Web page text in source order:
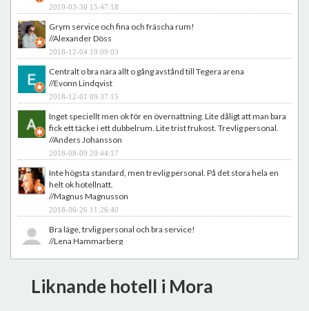
2019-03-30 15:47:18
Grym service och fina och fräscha rum!
//Alexander Döss
2018-12-04 19:09:03
Centralt o bra nära allt o gång avstånd till Tegera arena
//Evonn Lindqvist
2018-12-01 09:37:15
Inget speciellt men ok för en övernattning. Lite dåligt att man bara
fick ett täcke i ett dubbelrum. Lite trist frukost. Trevlig personal.
//Anders Johansson
2018-08-09 20:44:17
Inte högsta standard, men trevlig personal. På det stora hela en
helt ok hotellnatt.
//Magnus Magnusson
2018-06-26 11:26:40
Bra läge, trvlig personal och bra service!
//Lena Hammarberg
förmodligen igen när det passar våra resor.
Liknande hotell i Mora